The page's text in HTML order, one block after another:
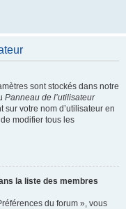
sont stockés dans notre
Panneau de l’utilisateur
votre nom d’utilisateur en
modifier tous les
la liste des membres
du forum », vous